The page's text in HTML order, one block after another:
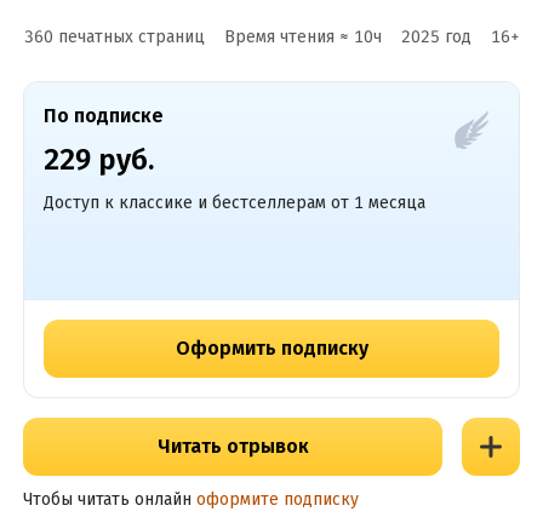
360 печатных страниц Время чтения ≈ 10ч 2025 год 16+
По подписке
229 руб.
Доступ к классике и бестселлерам от 1 месяца
Оформить подписку
Читать отрывок
Чтобы читать онлайн оформите подписку